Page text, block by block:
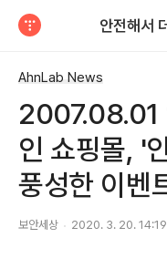
안전해서
AhnLab News
2007.08.01
인 쇼핑몰, '
풍성한 이벤
보안세상 2020. 3. 20. 14:19